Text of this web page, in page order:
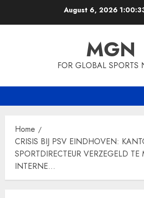
August 6, 2026
MGN
FOR GLOBAL SPORTS
Home
CRISIS BIJ PSV EINDHOVEN:
SPORTDIRECTEUR VERZEGELD
INTERNE…